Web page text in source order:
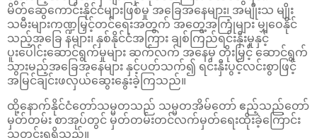
မိတ်ဆွေကောင်းနိုင်ငံများဖြစ်မှု အခြေအနေများ၊ အမျိုးသ မျိုး
သမီးများကဏ္ဍမြှင့်တင်ရေးအတွက် အတွေ့အကြုံများ မျှဝေနိုင်
သည့်အခြေ နများ၊ နှစ်နိုင်ငံအကြား ချစ်ကြည်ရင်းနှီးမှုနှင့်
ပူးပေါင်းဆောင်ရွက်မှုများ ဆက်လက် အနေမှ တိုးမြှင့် ဆောင်ရွက်
သွားမည့်အခြေအနေများ နှင့်ပတ်သက်၍ ရင်းနှီးပွင့်လင်းစွာဖြင့်
အမြင်ချင်းဖလှယ်ဆွေးနွေးခဲ့ကြသည်။
ထို့နောက်နိုင်ငံတော်သမ္မတသည် သမ္မတအိမ်တော် ဧည့်သည်တော်
မှတ်တမ်း စာအုပ်တွင် မှတ်တမ်းတင်လက်မှတ်ရေးထိုးခဲ့ကြောင်း
သတင်းရရှိသည်။